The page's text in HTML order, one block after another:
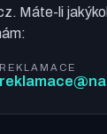
Máte-li
REKLAMACE